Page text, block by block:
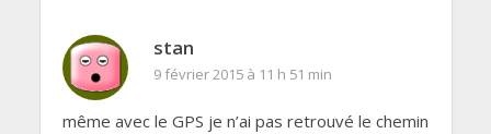
stan
9 février 2015 à 11 h 51 min
même avec le GPS je n’ai pas retrouvé le chemin